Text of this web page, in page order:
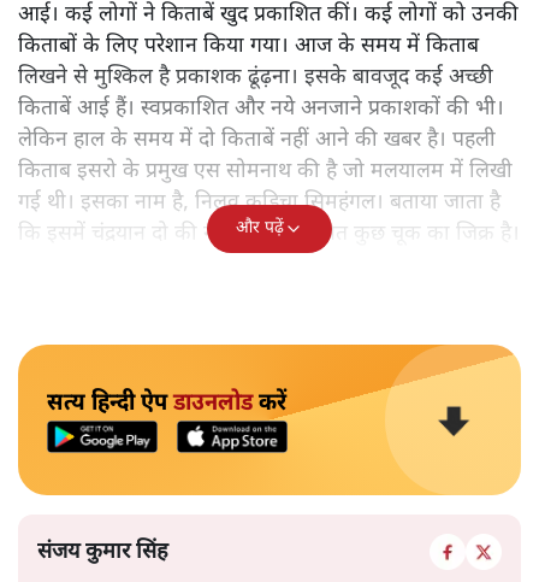
आई। कई लोगों ने किताबें खुद प्रकाशित कीं। कई लोगों को उनकी
किताबों के लिए परेशान किया गया। आज के समय में किताब
लिखने से मुश्किल है प्रकाशक ढूंढ़ना। इसके बावजूद कई अच्छी
किताबें आई हैं। स्वप्रकाशित और नये अनजाने प्रकाशकों की भी।
लेकिन हाल के समय में दो किताबें नहीं आने की खबर है। पहली
किताब इसरो के प्रमुख एस सोमनाथ की है जो मलयालम में लिखी
गई थी। इसका नाम है, निलवु कुडिचा सिमहंगल। बताया जाता है
कि इसमें चंद्रयान दो की नाकामी से संबंधित कुछ चूक का जिक्र है।
और पढ़ें
सत्य हिन्दी ऐपडाउनलोडकरें
संजय कुमार सिंह